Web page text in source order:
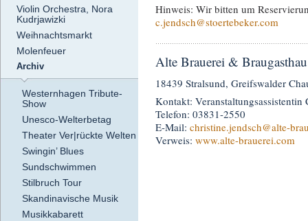
Violin Orchestra, Nora
Kudrjawizki
Weihnachtsmarkt
Molenfeuer
Archiv
Westernhagen Tribute-
Show
Unesco-Welterbetag
Theater Ver|rückte Welten
Swingin’ Blues
Sundschwimmen
Stilbruch Tour
Skandinavische Musik
Musikkabarett
Hinweis: Wir bitten um
c.jendsch@stoertebeker.com
Alte Brauerei &
18439 Stralsund, Greifswalder
Kontakt: Veranstaltungsassistentin
Telefon: 03831-2550
E-Mail: christine.jendsch@alte-
Verweis: www.alte-brauerei.com